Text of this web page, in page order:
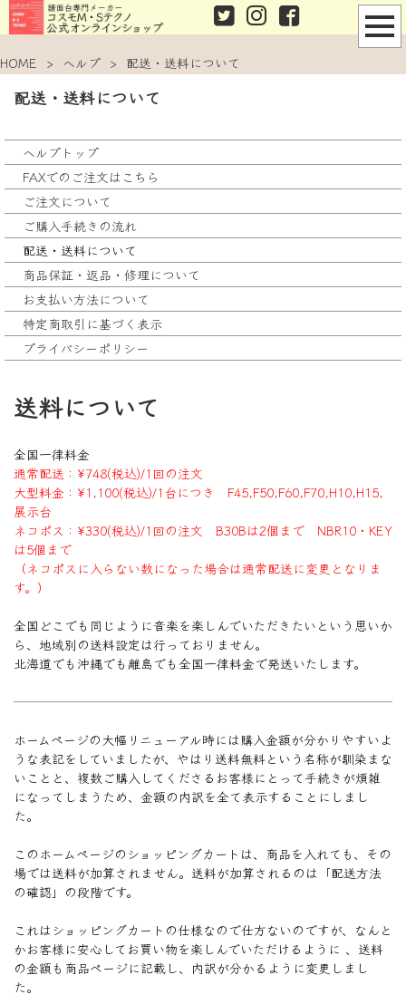
HOME > ヘルプ > 配送・送料について
配送・送料について
ヘルプトップ
FAXでのご注文はこちら
ご注文について
ご購入手続きの流れ
配送・送料について
商品保証・返品・修理について
お支払い方法について
特定商取引に基づく表示
プライバシーポリシー
送料について
全国一律料金
通常配送：¥748(税込)/1回の注文
大型料金：¥1,100(税込)/1台につき F45,F50,F60,F70,H10,H15,
展示台
ネコポス：¥330(税込)/1回の注文 B30Bは2個まで NBR10・KEY
は5個まで
（ネコポスに入らない数になった場合は通常配送に変更となりま
す。）
全国どこでも同じように音楽を楽しんでいただきたいという思いか
ら、地域別の送料設定は行っておりません。
北海道でも沖縄でも離島でも全国一律料金で発送いたします。
ホームページの大幅リニューアル時には購入金額が分かりやすいよ
うな表記をしていましたが、やはり送料無料という名称が馴染まな
いことと、複数ご購入してくださるお客様にとって手続きが煩雑
になってしまうため、金額の内訳を全て表示することにしまし
た。
このホームページのショッピングカートは、商品を入れても、その
場では送料が加算されません。送料が加算されるのは「配送方法
の確認」の段階です。
これはショッピングカートの仕様なので仕方ないのですが、なんと
かお客様に安心してお買い物を楽しんでいただけるように 、送料
の金額も商品ページに記載し、内訳が分かるように変更しまし
た。